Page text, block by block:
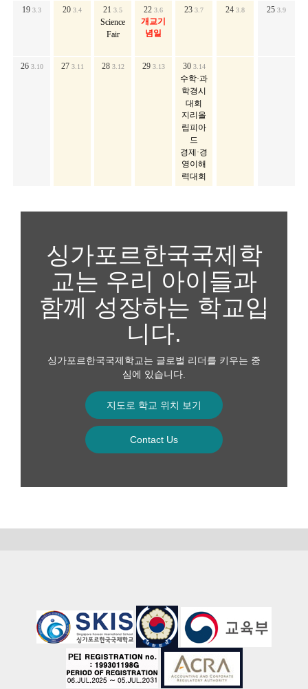
19 3.3 20 3.4 21 3.5
Science
Fair
22 3.6
개교기
념일
23 3.7 24 3.8 25 3.9
26 3.10 27 3.11 28 3.12 29 3.13 30 3.14
수학·과
학경시
대회
지리올
림피아
드
경제·경
영이해
력대회
싱가포르한국국제학
교는 우리 아이들과
함께 성장하는 학교입
니다.
싱가포르한국국제학교는 글로벌 리더를 키우는 중
심에 있습니다.
지도로 학교 위치 보기
Contact Us